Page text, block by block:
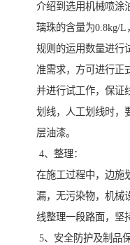
介绍到选用机械喷涂
璃珠的含量为0.8kg/
规则的运用数量进行
准需求，方可进行正
并进行试工作，保证
划线，人工划线时，
层油漆。
4、整理：
在施工过程中，边施
漏，无污染物，机械
线整理一段路面，坚
5、安全防护及制品保